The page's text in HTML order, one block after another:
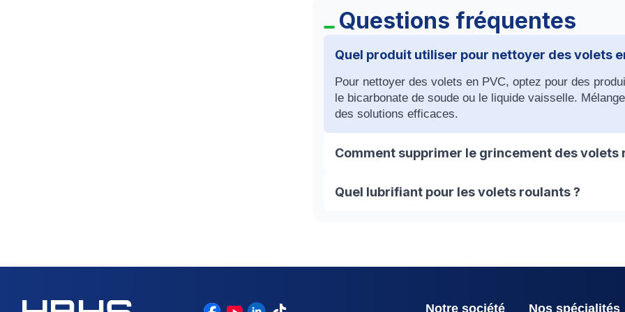
Questions fréquentes
Quel produit utiliser pour nettoyer des volets
Pour nettoyer des volets en PVC, optez pour des
le bicarbonate de soude ou le liquide vaisselle.
des solutions efficaces.
Comment supprimer le grincement des volets
Pour éviter les grincements de vos volets roulants,
régulière des coulisses. Vaporisez également du
Quel lubrifiant pour les volets roulants ?
Notre société Nos spécialités